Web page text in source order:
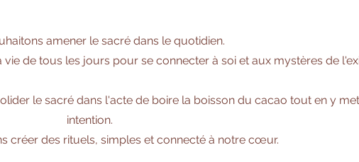
amener le sacré dans le quotidien.
de tous les jours pour se connecter à soi et aux mystères de
le sacré dans l'acte de boire la boisson du cacao tout en y
intention.
créer des rituels, simples et connecté à notre cœur.